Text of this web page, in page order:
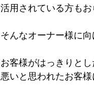
活用されている方もお
そんなオーナー様に向
お客様がはっきりと
悪いと思われたお客様